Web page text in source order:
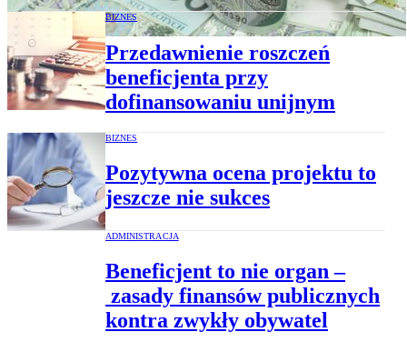
BIZNES
Przedawnienie roszczeń
beneficjenta przy
dofinansowaniu unijnym
BIZNES
Pozytywna ocena projektu to
jeszcze nie sukces
ADMINISTRACJA
Beneficjent to nie organ –
zasady finansów publicznych
kontra zwykły obywatel